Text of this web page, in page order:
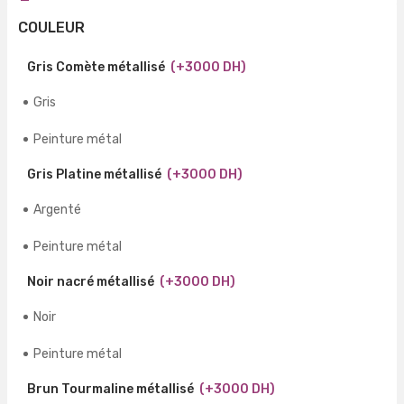
COULEUR
Gris Comète métallisé (+3000 DH)
Gris
Peinture métal
Gris Platine métallisé (+3000 DH)
Argenté
Peinture métal
Noir nacré métallisé (+3000 DH)
Noir
Peinture métal
Brun Tourmaline métallisé (+3000 DH)